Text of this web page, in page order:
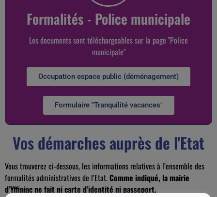
Formalités - Police municipale
Les documents sont téléchargeables sur la page "Police
municipale"
Occupation espace public (déménagement)
Formulaire "Tranquilité vacances"
Vos démarches auprès de l'Etat
Vous trouverez ci-dessous, les informations relatives à l’ensemble des
formalités administratives de l’Etat.Comme indiqué, la mairie
d’Yffiniac ne fait ni carte d’identité ni passeport.